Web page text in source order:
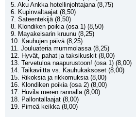
5. Aku Ankka hotellinjohtajana (8,75)
6. Kupinvaltaajat (8,50)
7. Sateentekijä (8,50)
8. Klondiken poikia (osa 1) (8,50)
9. Mayakeisarin kruunu (8,25)
10. Kauhujen päivä (8,25)
11. Jouluateria mummolassa (8,25)
12. Hyvät, pahat ja taksikuskit (8,00)
13. Tervetuloa naapurustoon! (osa 1) (8,00)
14. Taikaviitta vs. Kauhukaksoset (8,00)
15. Rikoksia ja rikkomuksia (8,00)
16. Klondiken poikia (osa 2) (8,00)
17. Huvila meren rannalla (8,00)
18. Pallontallaajat (8,00)
19. Pimeä keikka (8,00)